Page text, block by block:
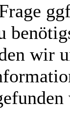
wir